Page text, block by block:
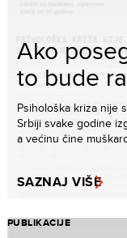
Ako
to bude
Psihološka kriza nije
Srbiji svake godine
a većinu čine
SAZNAJ VIŠE
PUBLIKACIJE